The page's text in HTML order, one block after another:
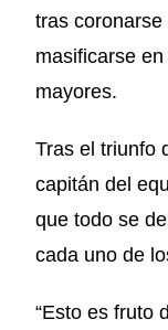
tras
masificarse
mayores.
Tras el triunfo
capitán del
que todo se
cada uno de
“Esto es fruto